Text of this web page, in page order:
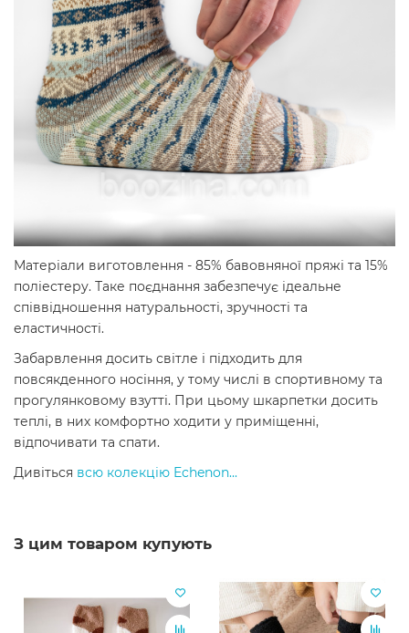
Матеріали виготовлення - 85% бавовняної пряжі та 15%
поліестеру. Таке поєднання забезпечує ідеальне
співвідношення натуральності, зручності та
еластичності.
Забарвлення досить світле і підходить для
повсякденного носіння, у тому числі в спортивному та
прогулянковому взутті. При цьому шкарпетки досить
теплі, в них комфортно ходити у приміщенні,
відпочивати та спати.
Дивіться всю колекцію Echenon...
З цим товаром купують